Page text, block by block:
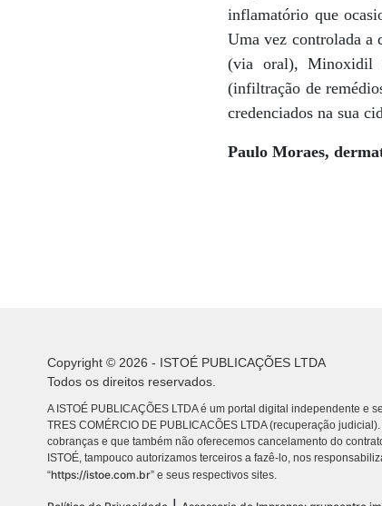
inflamatório que
Uma vez controlada a
(via oral), Minoxidil
(infiltração de
credenciados na sua
Paulo Moraes,
Copyright © 2026 - ISTOÉ PUBLICAÇÕES LTDA
Todos os direitos reservados.
A ISTOÉ PUBLICAÇÕES LTDA é um portal digital independente e
TRES COMÉRCIO DE PUBLICACÕES LTDA (recuperação
cobranças e que também não oferecemos cancelamento do
ISTOÉ, tampouco autorizamos terceiros a fazê-lo, nos
“https://istoe.com.br” e seus respectivos sites.